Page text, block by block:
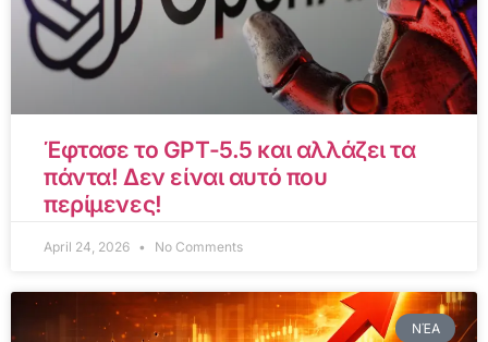
Έφτασε το GPT-5.5 και αλλάζει τα
πάντα! Δεν είναι αυτό που
περίμενες!
April 24, 2026 No Comments
ΝΈΑ